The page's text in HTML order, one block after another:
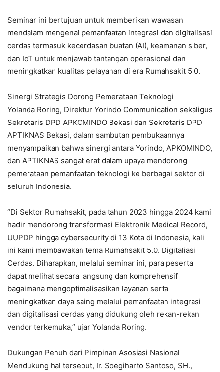
Seminar ini bertujuan untuk memberikan wawasan
mendalam mengenai pemanfaatan integrasi dan digitalisasi
cerdas termasuk kecerdasan buatan (AI), keamanan siber,
dan IoT untuk menjawab tantangan operasional dan
meningkatkan kualitas pelayanan di era Rumahsakit 5.0.
Sinergi Strategis Dorong Pemerataan Teknologi
Yolanda Roring, Direktur Yorindo Communication sekaligus
Sekretaris DPD APKOMINDO Bekasi dan Sekretaris DPD
APTIKNAS Bekasi, dalam sambutan pembukaannya
menyampaikan bahwa sinergi antara Yorindo, APKOMINDO,
dan APTIKNAS sangat erat dalam upaya mendorong
pemerataan pemanfaatan teknologi ke berbagai sektor di
seluruh Indonesia.
“Di Sektor Rumahsakit, pada tahun 2023 hingga 2024 kami
hadir mendorong transformasi Elektronik Medical Record,
UUPDP hingga cybersecurity di 13 Kota di Indonesia, kali
ini kami membawakan tema Rumahsakit 5.0. Digitaliasi
Cerdas. Diharapkan, melalui seminar ini, para peserta
dapat melihat secara langsung dan komprehensif
bagaimana mengoptimalisasikan layanan serta
meningkatkan daya saing melalui pemanfaatan integrasi
dan digitalisasi cerdas yang didukung oleh rekan-rekan
vendor terkemuka,” ujar Yolanda Roring.
Dukungan Penuh dari Pimpinan Asosiasi Nasional
Mendukung hal tersebut, Ir. Soegiharto Santoso, SH.,